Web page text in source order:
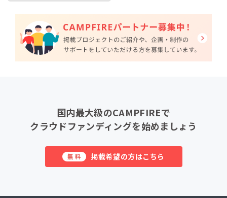
国内最大級のCAMPFIREで
クラウドファンディングを始めましょう
無料 掲載希望の方はこちら